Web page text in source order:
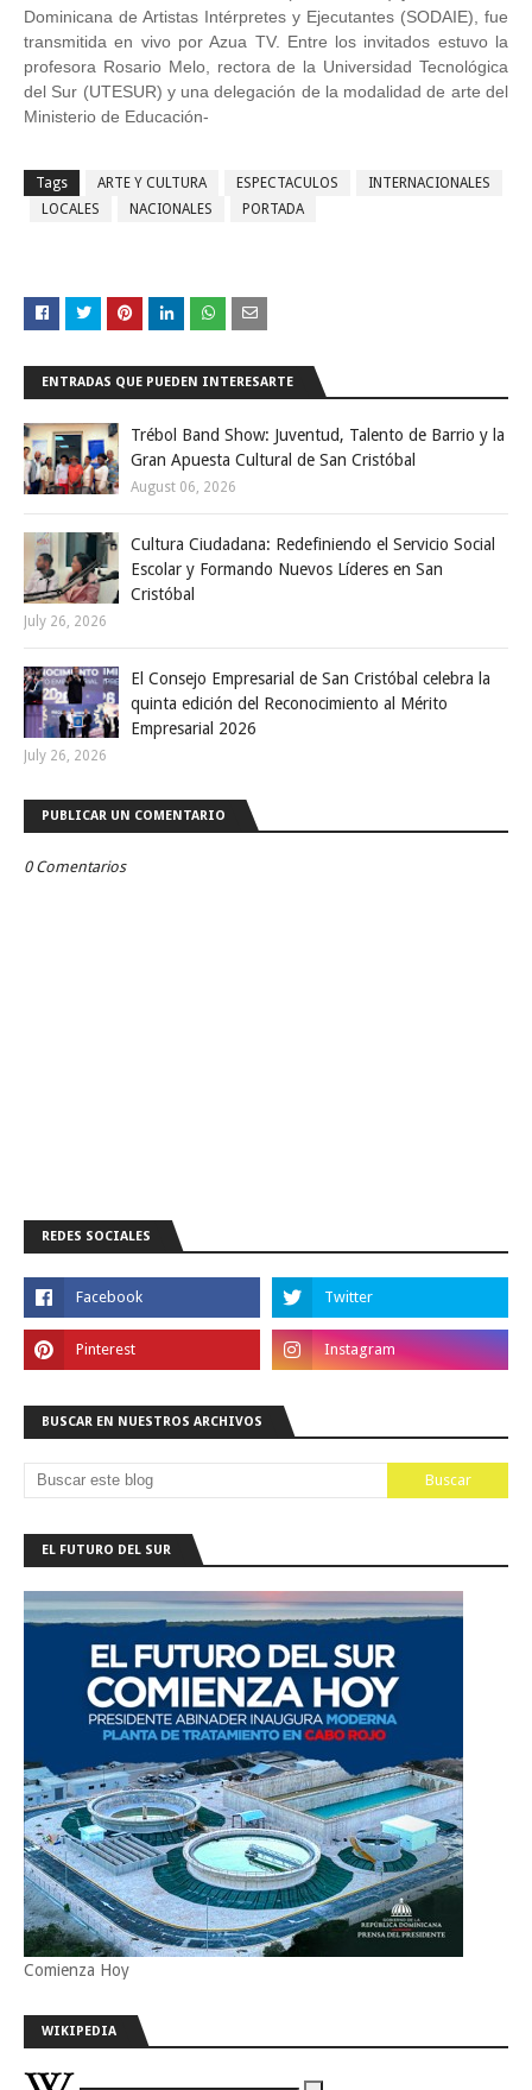
Dominicana de Artistas Intérpretes y Ejecutantes (SODAIE), fue
transmitida en vivo por Azua TV. Entre los invitados estuvo la
profesora Rosario Melo, rectora de la Universidad Tecnológica
del Sur (UTESUR) y una delegación de la modalidad de arte del
Ministerio de Educación-
Tags ARTE Y CULTURA ESPECTACULOS
INTERNACIONALES
LOCALES
NACIONALES PORTADA
ENTRADAS QUE PUEDEN INTERESARTE
Trébol Band Show: Juventud, Talento de Barrio y la
Gran Apuesta Cultural de San Cristóbal
August 06, 2026
Cultura Ciudadana: Redefiniendo el Servicio Social
Escolar y Formando Nuevos Líderes en San
Cristóbal
July 26, 2026
El Consejo Empresarial de San Cristóbal celebra la
quinta edición del Reconocimiento al Mérito
Empresarial 2026
July 26, 2026
PUBLICAR UN COMENTARIO
0 Comentarios
REDES SOCIALES
BUSCAR EN NUESTROS ARCHIVOS
EL FUTURO DEL SUR
Comienza Hoy
WIKIPEDIA